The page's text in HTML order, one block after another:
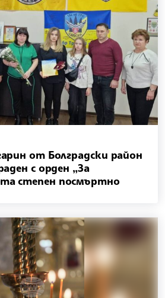
от Болградски район
с орден „За
степен посмъртно